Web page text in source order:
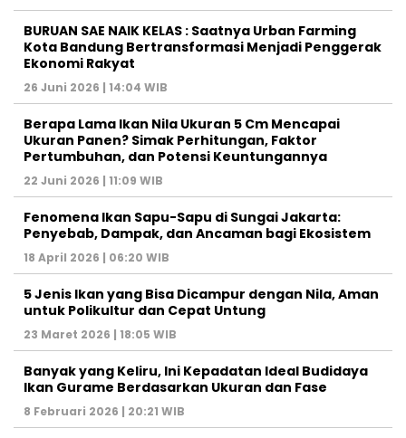
BURUAN SAE NAIK KELAS : Saatnya Urban Farming
Kota Bandung Bertransformasi Menjadi Penggerak
Ekonomi Rakyat
26 Juni 2026 | 14:04 WIB
Berapa Lama Ikan Nila Ukuran 5 Cm Mencapai
Ukuran Panen? Simak Perhitungan, Faktor
Pertumbuhan, dan Potensi Keuntungannya
22 Juni 2026 | 11:09 WIB
Fenomena Ikan Sapu-Sapu di Sungai Jakarta:
Penyebab, Dampak, dan Ancaman bagi Ekosistem
18 April 2026 | 06:20 WIB
5 Jenis Ikan yang Bisa Dicampur dengan Nila, Aman
untuk Polikultur dan Cepat Untung
23 Maret 2026 | 18:05 WIB
Banyak yang Keliru, Ini Kepadatan Ideal Budidaya
Ikan Gurame Berdasarkan Ukuran dan Fase
8 Februari 2026 | 20:21 WIB